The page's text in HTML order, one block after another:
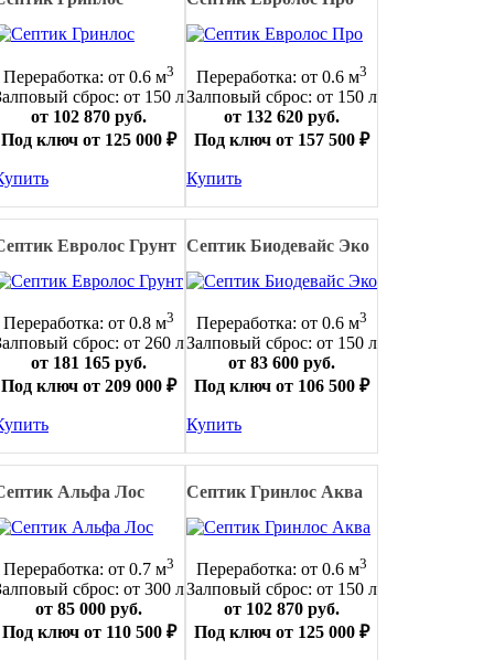
Переработка: от 0.6 м3
сброс: от 150 л
от 102 870 руб.
Под ключ от 125 000 ₽
Переработка: от 0.6 м3
Залповый сброс: от 150 л
от 132 620 руб.
Под ключ от 157 500 ₽
Купить
Евролос Грунт
Переработка: от 0.8 м3
сброс: от 260 л
от 181 165 руб.
Под ключ от 209 000 ₽
Септик Биодевайс Эко
Переработка: от 0.6 м3
Залповый сброс: от 150 л
от 83 600 руб.
Под ключ от 106 500 ₽
Купить
Альфа Лос
Переработка: от 0.7 м3
сброс: от 300 л
от 85 000 руб.
Под ключ от 110 500 ₽
Септик Гринлос Аква
Переработка: от 0.6 м3
Залповый сброс: от 150 л
от 102 870 руб.
Под ключ от 125 000 ₽